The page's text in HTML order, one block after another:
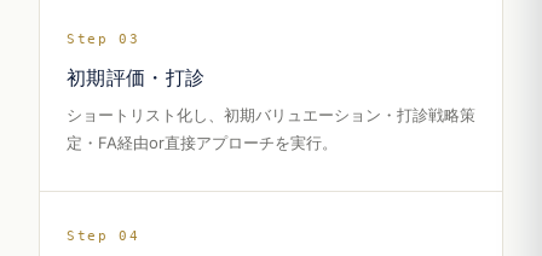
Step 03
初期評価・打診
ショートリスト化し、初期バリュエーション・打診戦略策
定・FA経由or直接アプローチを実行。
Step 04